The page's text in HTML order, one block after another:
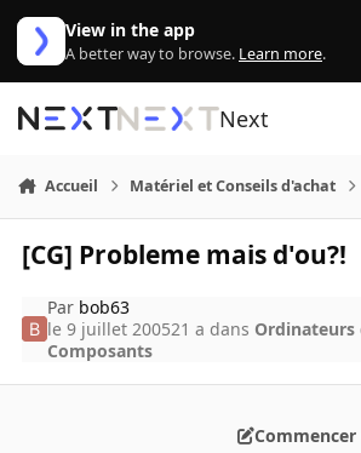
Aller au contenu
View in the app
A better way to browse. Learn more.
Next
Accueil Matériel et Conseils d'achat
[CG] Probleme mais d'ou?!
Par bob63
le 9 juillet 200521 a dans Ordinateurs
Composants